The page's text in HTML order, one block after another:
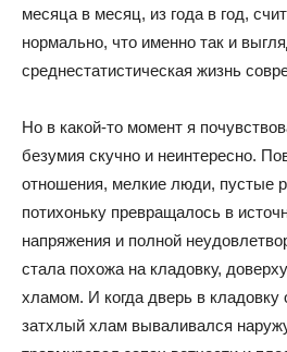
месяца в месяц, из года в год,
нормально, что именно так и
среднестатистическая жизнь
Но в какой-то момент я
безумия скучно и неинтересно.
отношения, мелкие люди, пустые
потихоньку превращалось в
напряжения и полной
стала похожа на кладовку,
хламом. И когда дверь в кладовку
затхлый хлам вываливался